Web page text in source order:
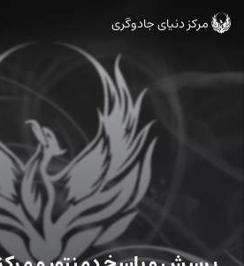
ورود
اصلی
مرکز دنیای جادوگری